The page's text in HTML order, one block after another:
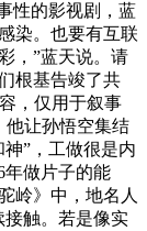
性的影视剧，蓝
染。也要有互联
，”蓝天说。请
根基告竣了共
，仅用于叙事
他让孙悟空集结
”，工做很是内
年做片子的能
岭》中，地名人
接触。若是像实